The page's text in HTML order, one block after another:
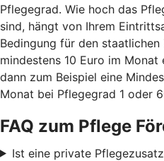
Pflegegrad. Wie hoch das
sind, hängt von Ihrem
Bedingung für den staatlichen
mindestens 10 Euro im Monat
dann zum Beispiel eine
Monat bei Pflegegrad 1 oder
FAQ zum Pflege
Ist eine private